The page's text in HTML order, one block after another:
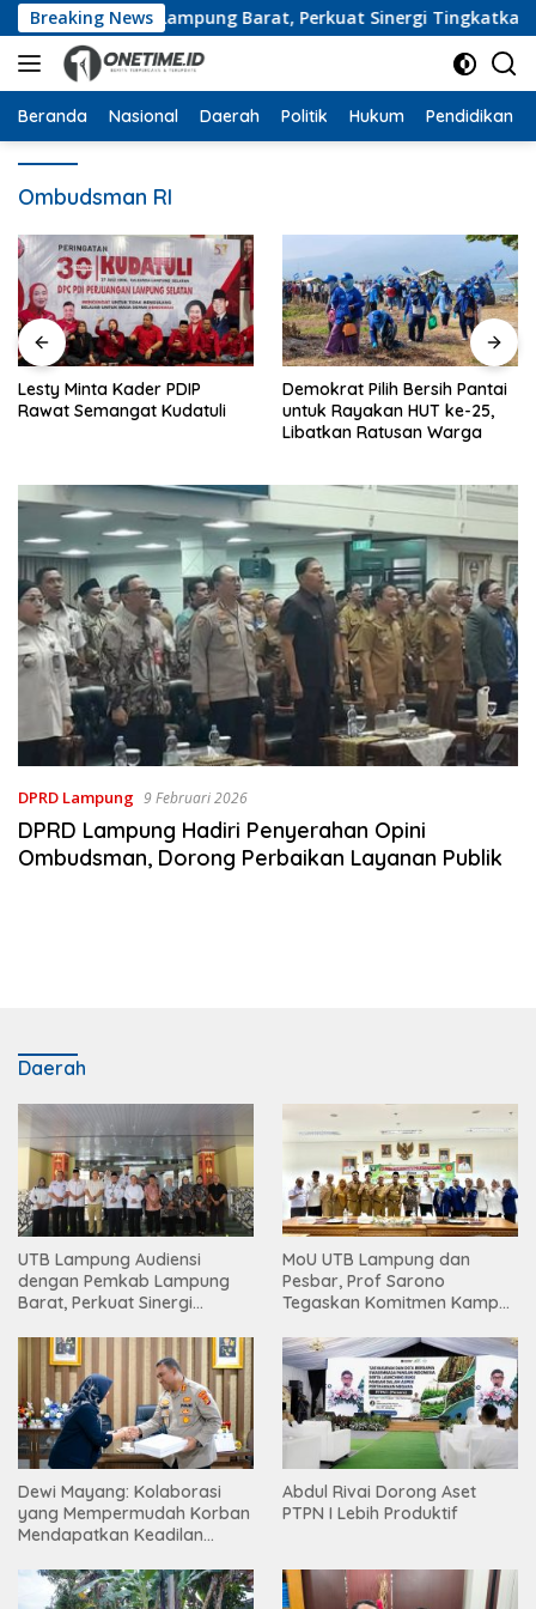
Langsung
ke
konten
Breaking News
Pemkab Lampung Barat, Perkuat Sinergi Tingkatkan
Beranda Nasional Daerah Politik Hukum Pendidikan
Ombudsman RI
Lesty Minta Kader PDIP
Rawat Semangat Kudatuli
Demokrat Pilih Bersih Pantai
untuk Rayakan HUT ke-25,
Libatkan Ratusan Warga
DPRD Lampung 9 Februari 2026
DPRD Lampung Hadiri Penyerahan Opini
Ombudsman, Dorong Perbaikan Layanan Publik
Daerah
UTB Lampung Audiensi
dengan Pemkab Lampung
Barat, Perkuat Sinergi
Tinggi
MoU UTB Lampung dan
Pesbar, Prof Sarono
Tegaskan Komitmen Kampus
Masyarakat
Dewi Mayang: Kolaborasi
yang Mempermudah Korban
Mendapatkan Keadilan
Abdul Rivai Dorong Aset
PTPN I Lebih Produktif